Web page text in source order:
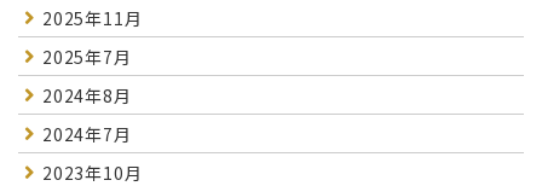
2025年11月
2025年7月
2024年8月
2024年7月
2023年10月